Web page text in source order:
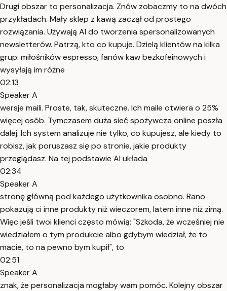
Drugi obszar to personalizacja. Znów zobaczmy to na dwóch
przykładach. Mały sklep z kawą zaczął od prostego
rozwiązania. Używają AI do tworzenia spersonalizowanych
newsletterów. Patrzą, kto co kupuje. Dzielą klientów na kilka
grup: miłośników espresso, fanów kaw bezkofeinowych i
wysyłają im różne
02:13
Speaker A
wersje maili. Proste, tak, skuteczne. Ich maile otwiera o 25%
więcej osób. Tymczasem duża sieć spożywcza online poszła
dalej. Ich system analizuje nie tylko, co kupujesz, ale kiedy to
robisz, jak poruszasz się po stronie, jakie produkty
przeglądasz. Na tej podstawie AI układa
02:34
Speaker A
stronę główną pod każdego użytkownika osobno. Rano
pokazują ci inne produkty niż wieczorem, latem inne niż zimą.
Więc jeśli twoi klienci często mówią: "Szkoda, że wcześniej nie
wiedziałem o tym produkcie albo gdybym wiedział, że to
macie, to na pewno bym kupił", to
02:51
Speaker A
znak, że personalizacja mogłaby wam pomóc. Kolejny obszar